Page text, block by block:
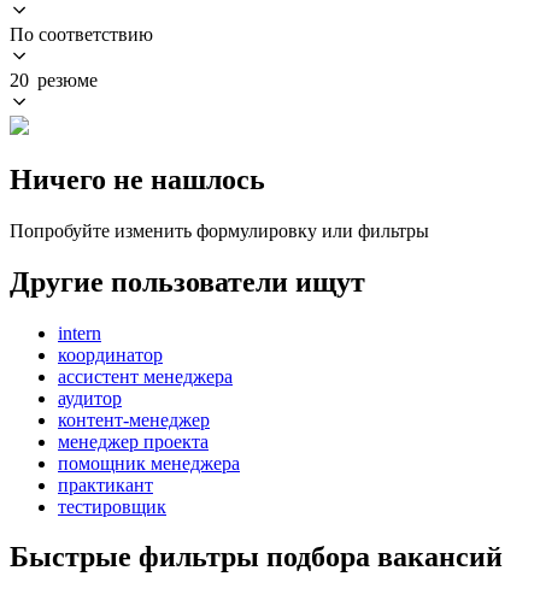
По соответствию
20 резюме
Ничего не нашлось
Попробуйте изменить формулировку или фильтры
Другие пользователи ищут
intern
координатор
ассистент менеджера
аудитор
контент-менеджер
менеджер проекта
помощник менеджера
практикант
тестировщик
Быстрые фильтры подбора вакансий